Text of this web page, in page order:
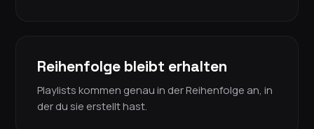
Reihenfolge bleibt erhalten
Playlists kommen genau in der Reihenfolge an, in
der du sie erstellt hast.